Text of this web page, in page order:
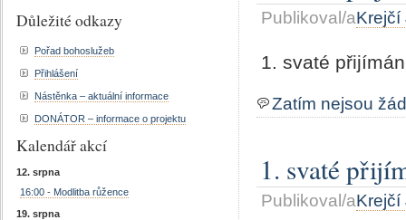
Publikoval/aKrejčí
1. svaté
Zatím nejsou
1. svaté
Publikoval/aKrejčí
Důležité odkazy
Pořad bohoslužeb
Přihlášení
Nástěnka – aktuální informace
DONÁTOR – informace o projektu
Kalendář akcí
12. srpna
16:00 - Modlitba růžence
19. srpna